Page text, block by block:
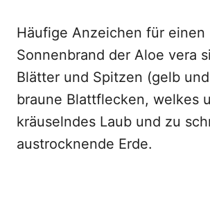
Häufige Anzeichen für einen
Sonnenbrand der Aloe vera
Blätter und Spitzen (gelb
braune Blattflecken, welkes
kräuselndes Laub und zu
austrocknende Erde.